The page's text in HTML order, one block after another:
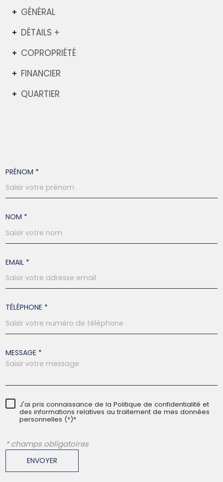
GÉNÉRAL
DÉTAILS +
COPROPRIÉTÉ
FINANCIER
QUARTIER
PRÉNOM *
NOM *
EMAIL *
TÉLÉPHONE *
MESSAGE *
J'ai pris connaissance de la Politique de confidentialité et
des informations relatives au traitement de mes données
personnelles (*)*
* champs obligatoires
ENVOYER